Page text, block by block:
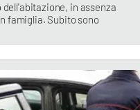
in assenza
famiglia. Subito sono